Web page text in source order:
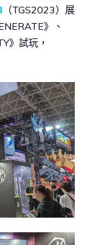
（TGS2023）展
》、
》試玩，